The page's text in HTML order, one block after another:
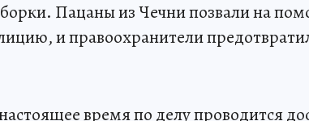
Пацаны из Чечни позвали на
и правоохранители
время по делу проводится